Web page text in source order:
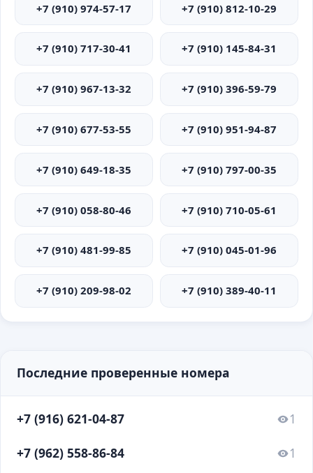
+7 (910) 974-57-17 +7 (910) 812-10-29
+7 (910) 717-30-41 +7 (910) 145-84-31
+7 (910) 967-13-32 +7 (910) 396-59-79
+7 (910) 677-53-55 +7 (910) 951-94-87
+7 (910) 649-18-35 +7 (910) 797-00-35
+7 (910) 058-80-46 +7 (910) 710-05-61
+7 (910) 481-99-85 +7 (910) 045-01-96
+7 (910) 209-98-02 +7 (910) 389-40-11
Последние проверенные номера
+7 (916) 621-04-87 1
+7 (962) 558-86-84 1